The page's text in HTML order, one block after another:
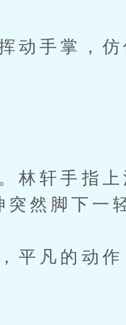
手掌，仿
轩手指上
然脚下一
凡的动作